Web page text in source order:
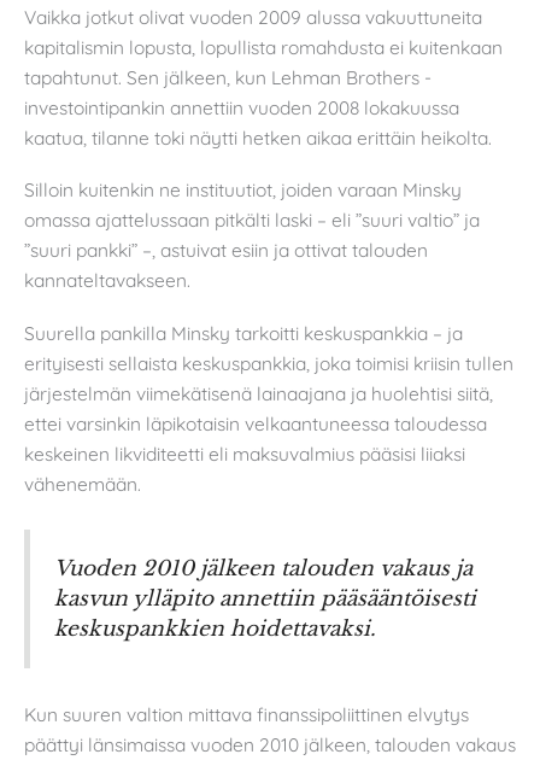
Vaikka jotkut olivat vuoden 2009 alussa vakuuttuneita
kapitalismin lopusta, lopullista romahdusta ei kuitenkaan
tapahtunut. Sen jälkeen, kun Lehman Brothers -
investointipankin annettiin vuoden 2008 lokakuussa
kaatua, tilanne toki näytti hetken aikaa erittäin heikolta.
Silloin kuitenkin ne instituutiot, joiden varaan Minsky
omassa ajattelussaan pitkälti laski – eli ”suuri valtio” ja
”suuri pankki” –, astuivat esiin ja ottivat talouden
kannateltavakseen.
Suurella pankilla Minsky tarkoitti keskuspankkia – ja
erityisesti sellaista keskuspankkia, joka toimisi kriisin tullen
järjestelmän viimekätisenä lainaajana ja huolehtisi siitä,
ettei varsinkin läpikotaisin velkaantuneessa taloudessa
keskeinen likviditeetti eli maksuvalmius pääsisi liiaksi
vähenemään.
Vuoden 2010 jälkeen talouden vakaus ja
kasvun ylläpito annettiin pääsääntöisesti
keskuspankkien hoidettavaksi.
Kun suuren valtion mittava finanssipoliittinen elvytys
päättyi länsimaissa vuoden 2010 jälkeen, talouden vakaus